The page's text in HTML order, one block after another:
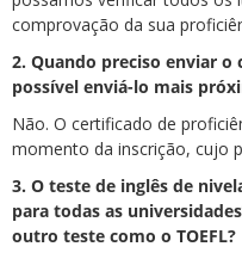
comprovação da sua
2. Quando preciso enviar o
possível enviá-lo mais
Não. O certificado de
momento da inscrição, cujo
3. O teste de inglês de
para todas as
outro teste como o TOEFL?